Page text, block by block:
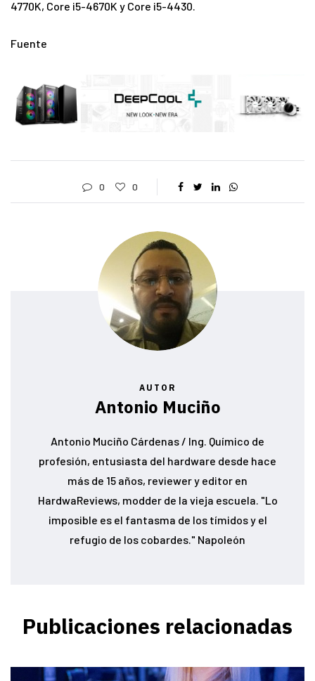
4770K, Core i5-4670K y Core i5-4430.
Fuente
0 0
AUTOR
Antonio Muciño
Antonio Muciño Cárdenas / Ing. Químico de
profesión, entusiasta del hardware desde hace
más de 15 años, reviewer y editor en
HardwaReviews, modder de la vieja escuela. "Lo
imposible es el fantasma de los tímidos y el
refugio de los cobardes." Napoleón
Publicaciones relacionadas